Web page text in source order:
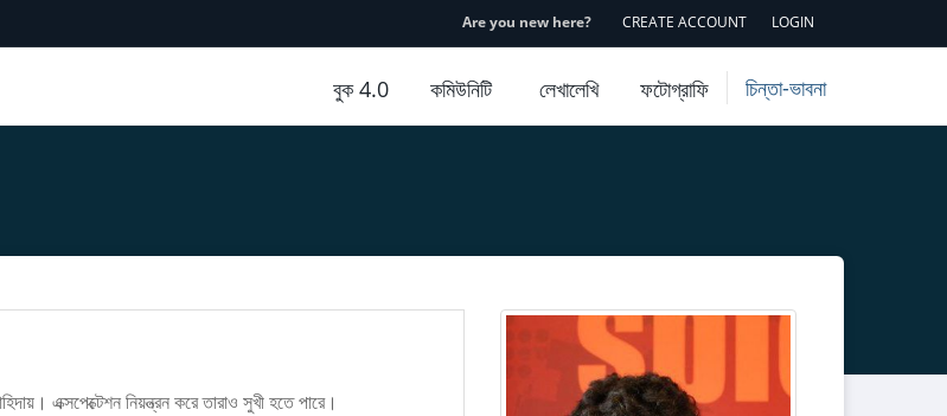
Are you new here? CREATE ACCOUNT LOGIN
চিন্তা-ভাবনা
বুক 4.0 কমিউনিটি লেখালেখি ফটোগ্রাফি
এক্সপেক্টেশন নিয়ন্ত্রন করে তারাও সুখী হতে পারে।